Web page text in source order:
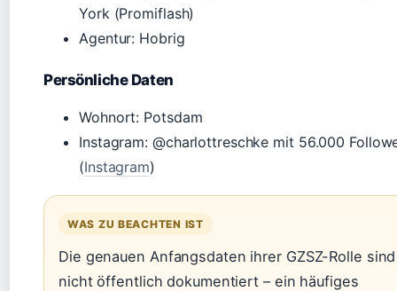
York (Promiflash)
Agentur: Hobrig
Persönliche Daten
Wohnort: Potsdam
Instagram: @charlottreschke mit 56.000
(Instagram)
WAS ZU BEACHTEN IST
Die genauen Anfangsdaten ihrer GZSZ-Rolle sind
nicht öffentlich dokumentiert – ein häufiges